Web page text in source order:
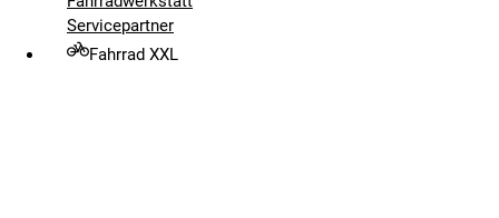
Servicepartner
Fahrrad XXL